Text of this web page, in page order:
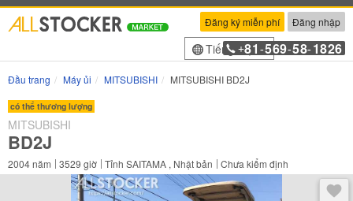
Đăng ký miễn phí Đăng nhập
Tiếng Việt
+81 -569-58-1826
Đầu trang Máy ủi MITSUBISHI MITSUBISHI BD2J
có thể thương lượng
MITSUBISHI
BD2J
2004năm 3529 giờ Tỉnh SAITAMA , Nhật bản Chưa kiểm định